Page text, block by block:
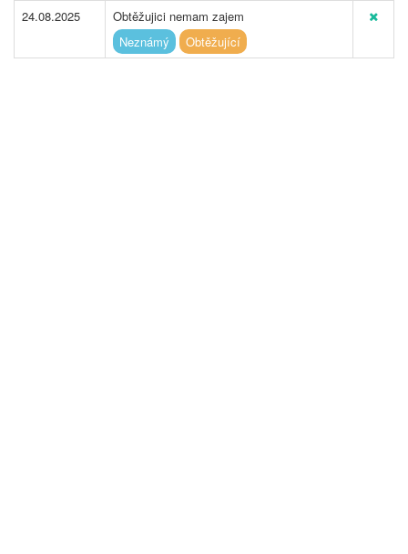
24.08.2025
Obtěžujici nemam zajem
Neznámý
Obtěžující